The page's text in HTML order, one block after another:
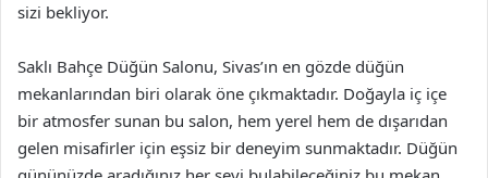
sizi bekliyor.
Saklı Bahçe Düğün Salonu, Sivas’ın en gözde düğün
mekanlarından biri olarak öne çıkmaktadır. Doğayla iç içe
bir atmosfer sunan bu salon, hem yerel hem de dışarıdan
gelen misafirler için eşsiz bir deneyim sunmaktadır. Düğün